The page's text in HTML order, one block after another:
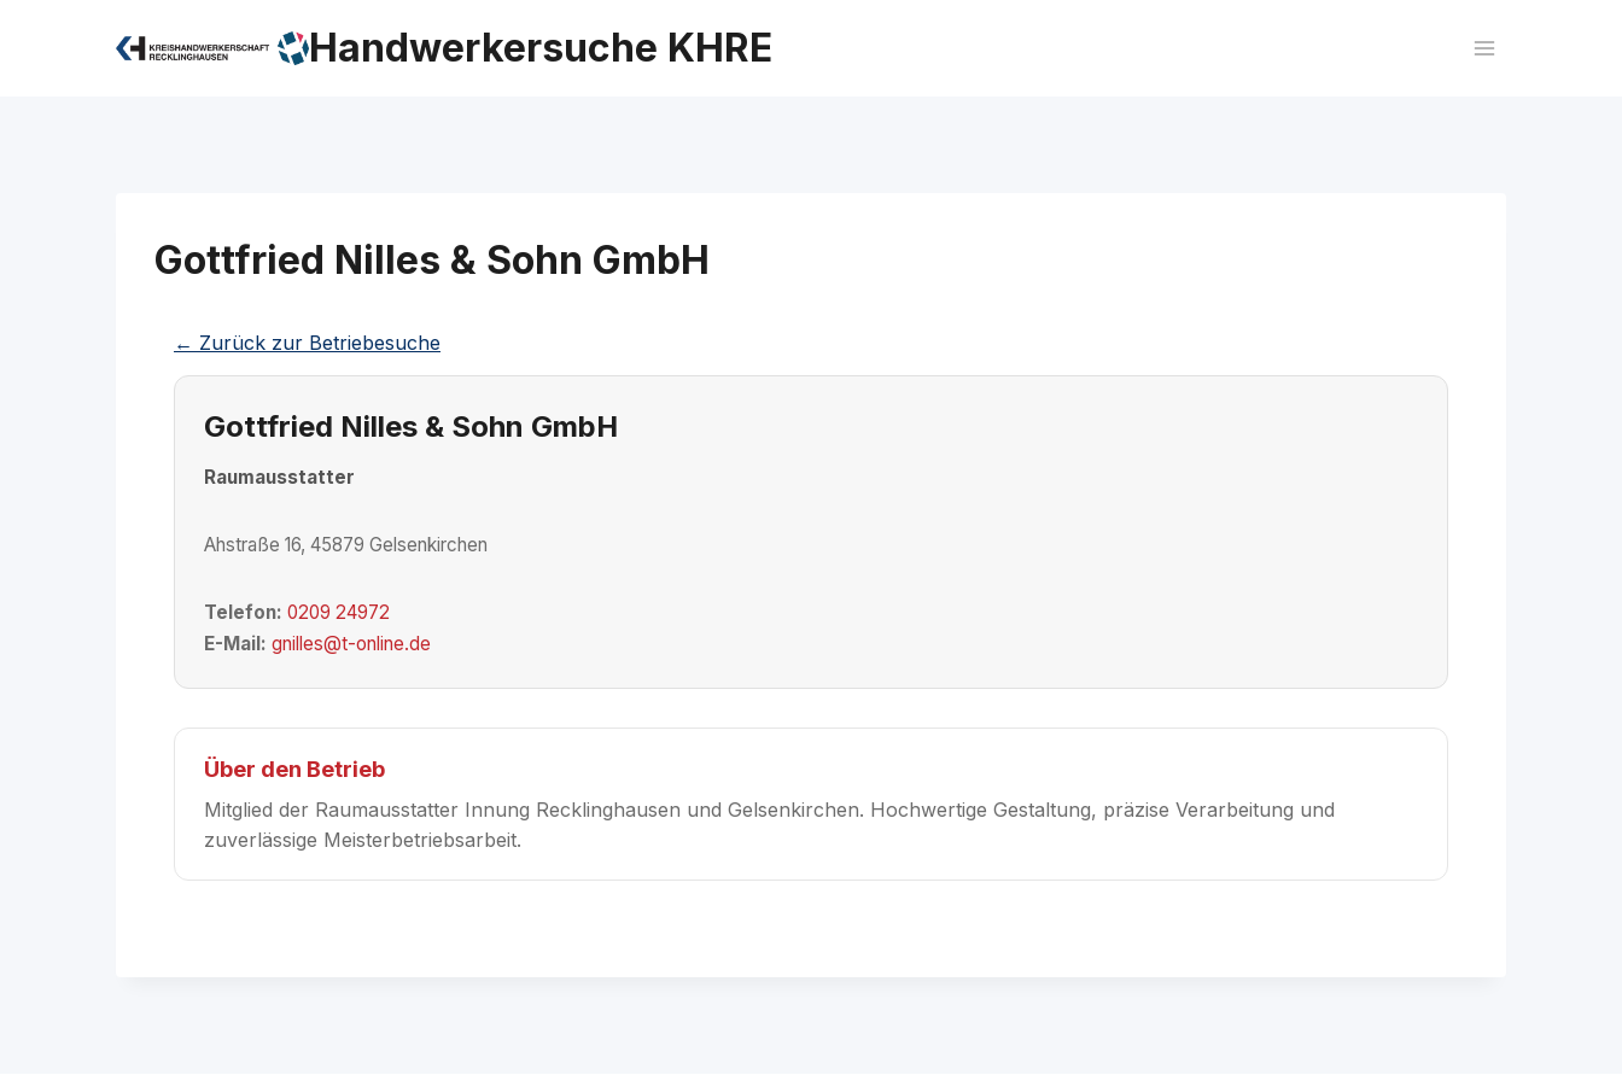
Handwerkersuche KHRE
Gottfried Nilles & Sohn GmbH
← Zurück zur Betriebesuche
Gottfried Nilles & Sohn GmbH
Raumausstatter
Ahstraße 16, 45879 Gelsenkirchen
Telefon: 0209 24972
E-Mail: gnilles@t-online.de
Über den Betrieb
Mitglied der Raumausstatter Innung Recklinghausen und Gelsenkirchen. Hochwertige Gestaltung, präzise Verarbeitung und
zuverlässige Meisterbetriebsarbeit.